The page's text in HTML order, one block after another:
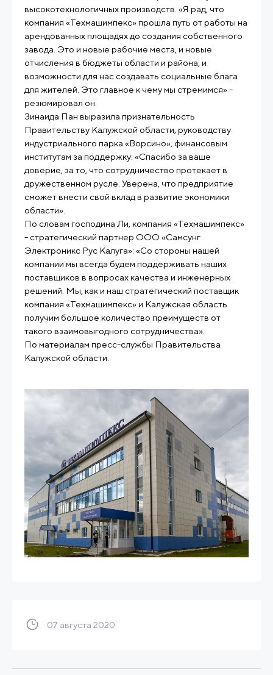
высокотехнологичных производств. «Я рад, что
компания «Техмашимпекс» прошла путь от работы на
арендованных площадях до создания собственного
завода. Это и новые рабочие места, и новые
отчисления в бюджеты области и района, и
возможности для нас создавать социальные блага
для жителей. Это главное к чему мы стремимся» -
резюмировал он.
Зинаида Пан выразила признательность
Правительству Калужской области, руководству
индустриального парка «Ворсино», финансовым
институтам за поддержку: «Спасибо за ваше
доверие, за то, что сотрудничество протекает в
дружественном русле. Уверена, что предприятие
сможет внести свой вклад в развитие экономики
области».
По словам господина Ли, компания «Техмашимпекс»
- стратегический партнер ООО «Самсунг
Электроникс Рус Калуга»: «Со стороны нашей
компании мы всегда будем поддерживать наших
поставщиков в вопросах качества и инженерных
решений. Мы, как и наш стратегический поставщик
компания «Техмашимпекс» и Калужская область
получим большое количество преимуществ от
такого взаимовыгодного сотрудничества».
По материалам пресс-службы Правительства
Калужской области.
07 августа 2020